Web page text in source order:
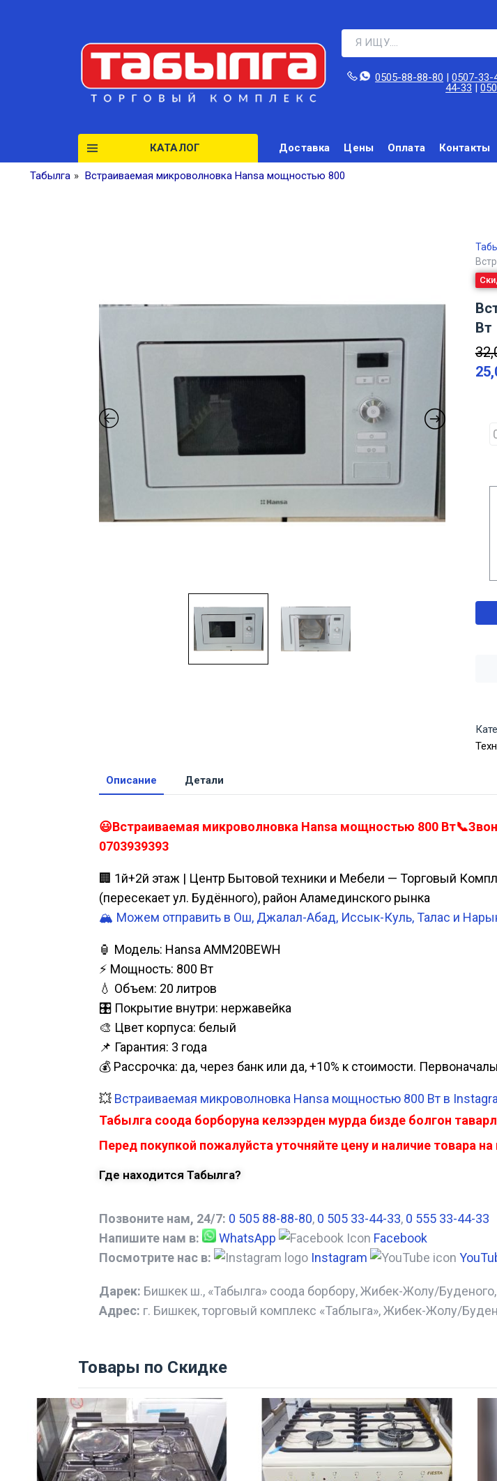
0505-88-88-80‬ |0507-33-
44-33 |
КАТАЛОГ Доставка Цены Оплата Контакты
Табылга » Встраиваемая микроволновка Hansa мощностью 800
Вт
h
Описание Детали
😃Встраиваемая микроволновка Hansa мощностью 800
0703939393
🏢 1й+2й этаж | Центр Бытовой техники и Мебели — Торговый
(пересекает ул. Будённого), район Аламединского рынка
🏔️ Можем отправить в Ош, Джалал-Абад, Иссык-Куль, Талас и
🏮 Модель: Hansa АММ20BEWH
⚡ Мощность: 800 Вт
💧 Объем: 20 литров
🎛️ Покрытие внутри: нержавейка
🎨 Цвет корпуса: белый
📌 Гарантия: 3 года
💰 Рассрочка: да, через банк или да, +10% к стоимости.
💥 Встраиваемая микроволновка Hansa мощностью 800 Вт в
Табылга соода борборуна келээрден мурда бизде болгон
Перед покупкой пожалуйста уточняйте цену и наличие товара на
Где находится Табылга?
Позвоните нам, 24/7: 0 505 88-88-80, 0 505 33-44-33, 0 555 33-44-33
Напишите нам в:
WhatsApp
Facebook
Посмотрите нас в:
Instagram
Дарек: Бишкек ш., «Табылга» соода борбору, Жибек-Жолу/Буденого,
Адрес: г. Бишкек, торговый комплекс «Таблыга», Жибек-Жолу/
Товары по Скидке